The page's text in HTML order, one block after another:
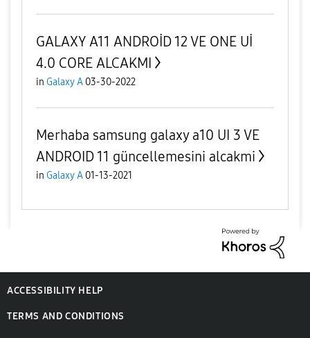
GALAXY A11 ANDROİD 12 VE ONE Uİ
4.0 CORE ALCAKMI
in Galaxy A 03-30-2022
Merhaba samsung galaxy a10 UI 3 VE
ANDROID 11 güncellemesini alcakmi
in Galaxy A 01-13-2021
ACCESSIBILITY HELP
TERMS AND CONDITIONS